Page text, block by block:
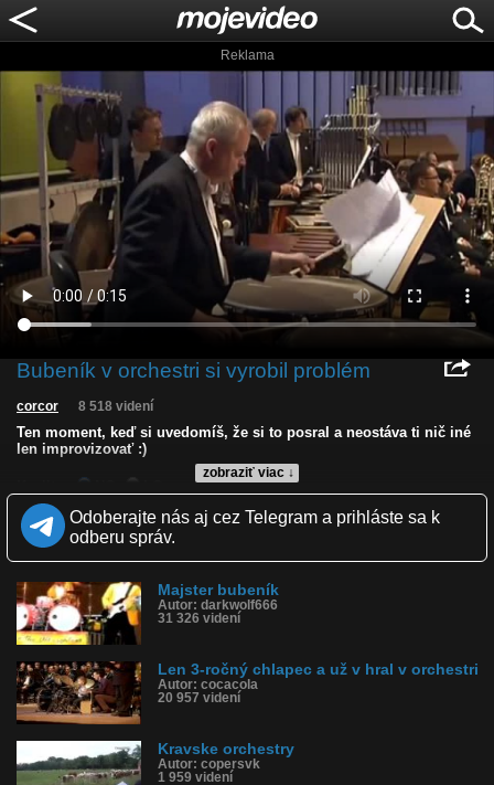
Reklama
Bubeník v orchestri si vyrobil problém
zobraziť viac ↓
corcor 8 518 videní
Ten moment, keď si uvedomíš, že si to posral a neostáva ti nič iné
len improvizovať :)
Zverejnené: 12.10.2016 13:11
Páči sa: 88% (16 hlasov)
Obľúbené: 2
Komentárov: 4
Kategória: ľudia
Tagy: orchester, bubon, noty, problem, dirigent, improvizacia
História sledovanosti videa:
Odoberajte nás aj cez Telegram a prihláste sa k
odberu správ.
Majster bubeník
Autor: darkwolf666
31 326 videní
Len 3-ročný chlapec a už v hral v orchestri
Autor: cocacola
20 957 videní
Kravske orchestry
Autor: copersvk
1 959 videní